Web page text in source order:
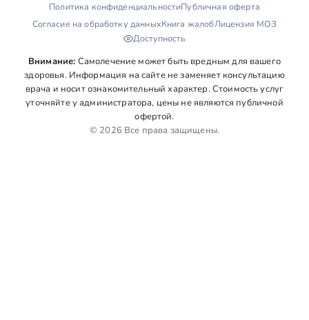
Политика конфиденциальностиПубличная оферта
Согласие на обработку данныхКнига жалобЛицензия МОЗ
Доступность
Внимание: Самолечение может быть вредным для вашего
здоровья. Информация на сайте не заменяет консультацию
врача и носит ознакомительный характер. Стоимость услуг
уточняйте у администратора, цены не являются публичной
офертой.
© 2026 Все права защищены.